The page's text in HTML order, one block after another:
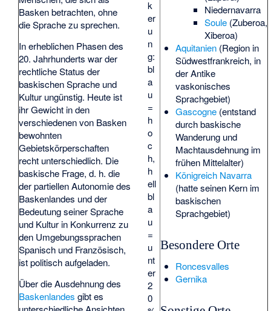
k
er
u
n
g:
bl
a
u
=
h
o
c
h,
h
ell
bl
a
u
=
u
nt
er
2
0
Basken betrachten, ohne
die Sprache zu sprechen.
In erheblichen Phasen des
20. Jahrhunderts war der
rechtliche Status der
baskischen Sprache und
Kultur ungünstig. Heute ist
ihr Gewicht in den
verschiedenen von Basken
bewohnten
Gebietskörperschaften
recht unterschiedlich. Die
baskische Frage, d. h. die
der partiellen Autonomie des
Baskenlandes und der
Bedeutung seiner Sprache
und Kultur in Konkurrenz zu
den Umgebungssprachen
Spanisch und Französisch,
ist politisch aufgeladen.
Über die Ausdehnung des
Baskenlandes gibt es
Niedernavarra
Soule (Zuberoa,
Xiberoa)
Aquitanien(Region in
Südwestfrankreich, in
der Antike
vaskonisches
Sprachgebiet)
Gascogne(entstand
durch baskische
Wanderung und
Machtausdehnung im
frühen Mittelalter)
Königreich Navarra
(hatte seinen Kern im
baskischen
Sprachgebiet)
Besondere Orte
Roncesvalles
Gernika